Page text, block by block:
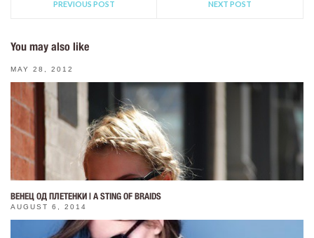
PREVIOUS POST NEXT POST
You may also like
MAY 28, 2012
ВЕНЕЦ ОД ПЛЕТЕНКИ | A STING OF BRAIDS
AUGUST 6, 2014